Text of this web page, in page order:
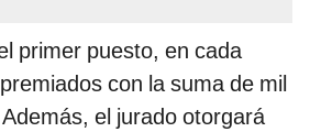
primer puesto, en cada
con la suma de mil
el jurado otorgará